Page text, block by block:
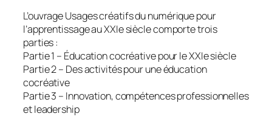
L’ouvrage Usages créatifs du numérique pour
l’apprentissage au XXIe siècle comporte trois
parties :
Partie 1 – Éducation cocréative pour le XXIe siècle
Partie 2 – Des activités pour une éducation
cocréative
Partie 3 – Innovation, compétences professionnelles
et leadership